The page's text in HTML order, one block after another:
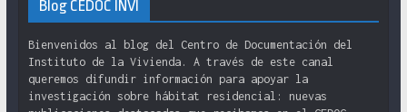
Blog CEDOC INVI
Bienvenidos al blog del Centro de Documentación del
Instituto de la Vivienda. A través de este canal
queremos difundir información para apoyar la
investigación sobre hábitat residencial: nuevas